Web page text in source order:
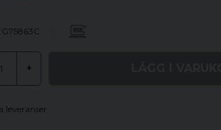
G75863C
+
leveranser